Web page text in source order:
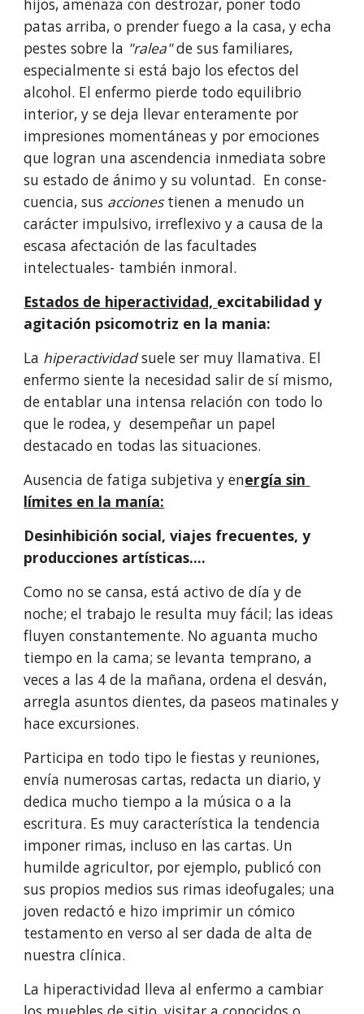
hijos, amenaza con destrozar, poner todo
patas arriba, o prender fuego a la casa, y echa
pestes sobre la "ralea" de sus familiares,
especialmente si está bajo los efectos del
alcohol. El enfermo pierde todo equilibrio
interior, y se deja llevar enteramente por
impresiones momentáneas y por emociones
que logran una ascendencia inmediata sobre
su estado de ánimo y su voluntad.  En conse­
cuencia, sus acciones tienen a menudo un
carácter impulsivo, irreflexivo y a causa de la
escasa afectación de las facultades
intelectuales- también inmoral.
Estados de hiperactividad, excitabilidad y
agitación psicomotriz en la mania:
La hiperactividad suele ser muy llamativa. El
enfermo siente la necesidad salir de sí mismo,
de entablar una intensa relación con todo lo
que le rodea, y  desempeñar un papel
destacado en todas las situaciones.
Ausencia de fatiga subjetiva y energía sin
límites en la manía:
Desinhibición social, viajes frecuentes, y
producciones artísticas….
Como no se cansa, está activo de día y de
noche; el trabajo le resulta muy fácil; las ideas
fluyen constantemente. No aguanta mucho
tiempo en la cama; se levanta temprano, a
veces a las 4 de la mañana, ordena el desván,
arregla asuntos dientes, da paseos matinales y
hace excursiones.
Participa en todo tipo le fiestas y reuniones,
envía numerosas cartas, redacta un diario, y
dedica mucho tiempo a la música o a la
escritura. Es muy característica la tendencia
imponer rimas, incluso en las cartas. Un
humilde agricultor, por ejemplo, publicó con
sus propios medios sus rimas ideofugales; una
joven redactó e hizo imprimir un cómico
testamento en verso al ser dada de alta de
nuestra clínica.
La hiperactividad lleva al enfermo a cambiar